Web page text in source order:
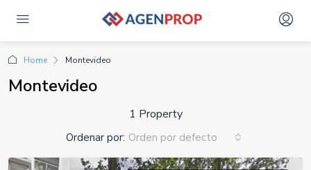
Home Montevideo
Montevideo
1 Property
Ordenar por: Orden por defecto